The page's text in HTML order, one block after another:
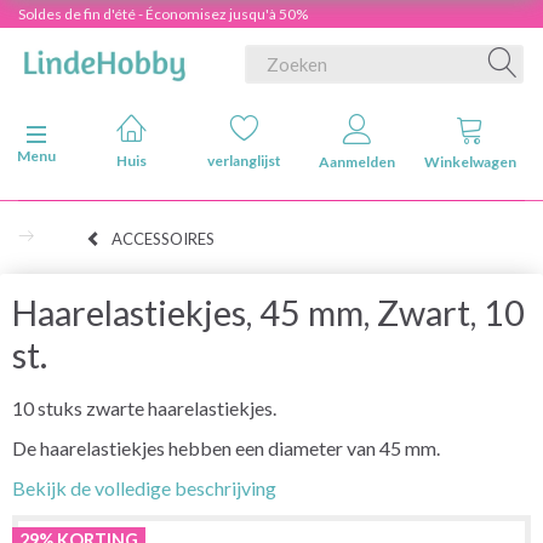
Soldes de fin d'été - Économisez jusqu'à 50%
Navigatie in-/uitschakelen
Menu
Huis verlanglijst Aanmelden Winkelwagen
ACCESSOIRES
Haarelastiekjes, 45 mm, Zwart, 10
st.
10 stuks zwarte haarelastiekjes.
De haarelastiekjes hebben een diameter van 45 mm.
Bekijk de volledige beschrijving